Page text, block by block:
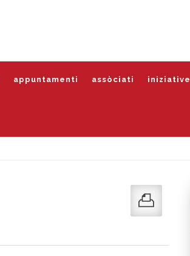
appuntamenti assòciati iniziative